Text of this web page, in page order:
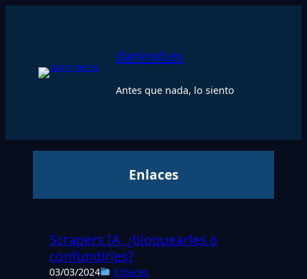
danirod.es
Antes que nada, lo siento
Enlaces
Scrapers IA, ¿bloquearles o
confundirles?
03/03/2024
Enlaces